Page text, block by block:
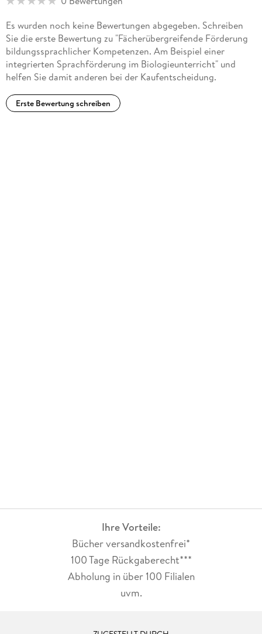
Es wurden noch keine Bewertungen abgegeben. Schreiben
Sie die erste Bewertung zu "Fächerübergreifende Förderung
bildungssprachlicher Kompetenzen. Am Beispiel einer
integrierten Sprachförderung im Biologieunterricht" und
helfen Sie damit anderen bei der Kaufentscheidung.
Erste Bewertung schreiben
Ihre Vorteile:
Bücher versandkostenfrei*
100 Tage Rückgaberecht***
Abholung in über 100 Filialen
uvm.